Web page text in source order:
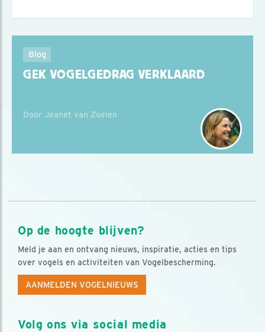
Blog
GEK VOGELGEDRAG VERKLAARD
Door Jeanet van Zoelen
Op de hoogte blijven?
Meld je aan en ontvang nieuws, inspiratie, acties en tips
over vogels en activiteiten van Vogelbescherming.
AANMELDEN VOGELNIEUWS
Volg ons via social media